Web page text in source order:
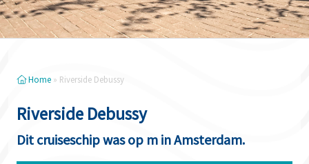
Home » Riverside Debussy
Riverside Debussy
Dit cruiseschip was op m in Amsterdam.